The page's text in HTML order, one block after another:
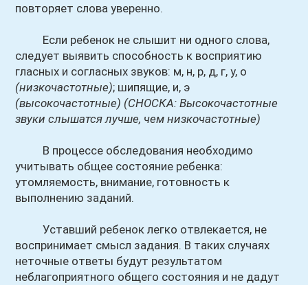
повторяет слова уверенно.
Если ребенок не слышит ни одного слова,
следует выявить способность к восприятию
гласных и согласных звуков: м, н, р, д, г, у, о
(низкочастотные); шипящие, и, э
(высокочастотные) (СНОСКА: Высокочастотные
звуки слышатся лучше, чем низкочастотные)
В процессе обследования необходимо
учитывать общее состояние ребенка:
утомляемость, внимание, готовность к
выполнению заданий.
Уставший ребенок легко отвлекается, не
воспринимает смысл задания. В таких случаях
неточные ответы будут результатом
неблагоприятного общего состояния и не дадут